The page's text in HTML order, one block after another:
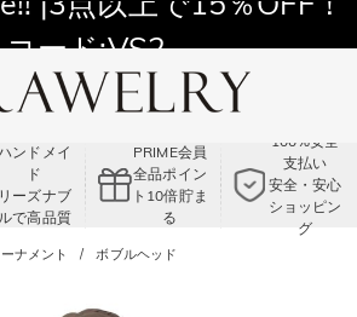
以上通常配送無料！
|3点以上で15％OFF！
コード:VS2
ンドメイ
ド
リーズナブ
ルで高品質
PRIME会員
全品ポイン
ト10倍貯ま
る
100%安全
支払い
安全・安心
ショッピン
グ
ナメント ボブルヘッド